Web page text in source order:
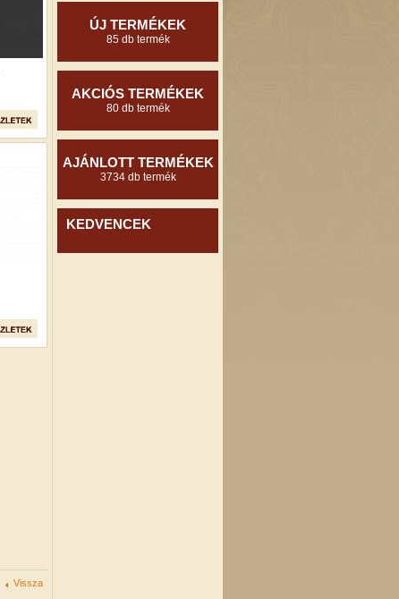
Vissza
ÚJ TERMÉKEK
85 db termék
AKCIÓS TERMÉKEK
80 db termék
AJÁNLOTT TERMÉKEK
3734 db termék
KEDVENCEK